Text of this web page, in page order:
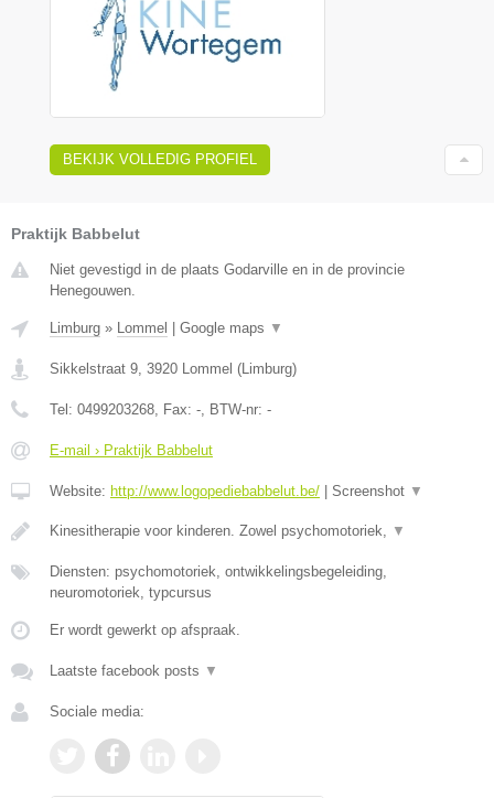
BEKIJK VOLLEDIG PROFIEL
Praktijk Babbelut
Niet gevestigd in de plaats Godarville en in de provincie
Henegouwen.
Limburg » Lommel Google maps ▼
Sikkelstraat 9, 3920 Lommel (Limburg)
Tel: 0499203268, Fax: -, BTW-nr: -
E-mail › Praktijk Babbelut
Website: http://www.logopediebabbelut.be/ Screenshot ▼
Kinesitherapie voor kinderen. Zowel psychomotoriek, ▼
Diensten: psychomotoriek, ontwikkelingsbegeleiding,
neuromotoriek, typcursus
Er wordt gewerkt op afspraak.
Laatste facebook posts ▼
Sociale media: